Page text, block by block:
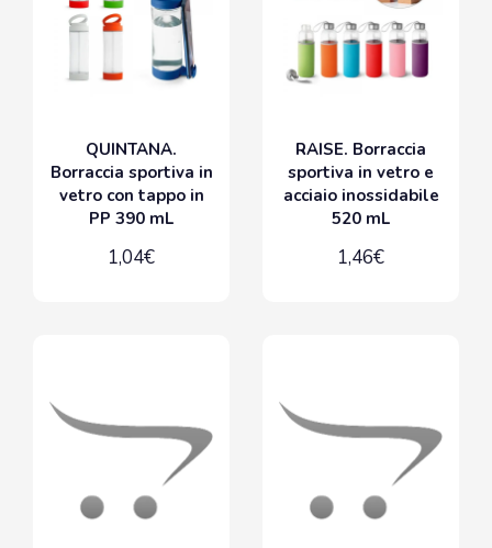
QUINTANA.
Borraccia sportiva in
vetro con tappo in
PP 390 mL
1,04€
RAISE. Borraccia
sportiva in vetro e
acciaio inossidabile
520 mL
1,46€